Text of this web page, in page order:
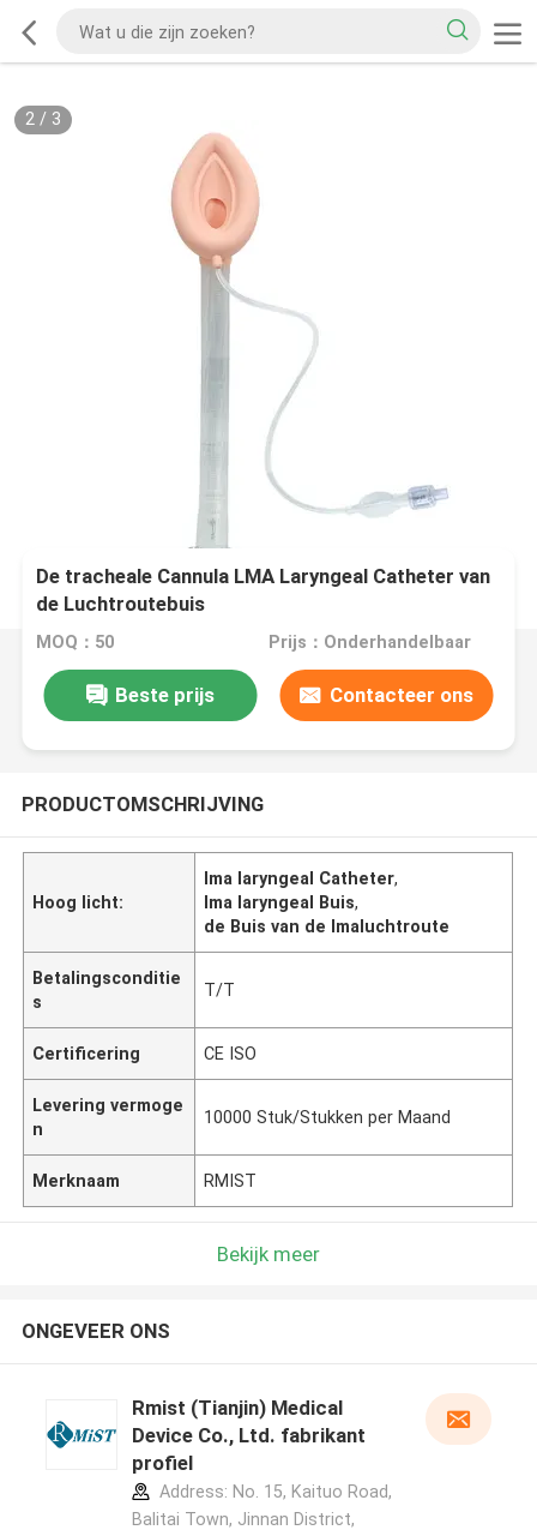
2/ 3
De tracheale Cannula LMA Laryngeal Catheter van
de Luchtroutebuis
MOQ：50 Prijs：Onderhandelbaar
Beste prijs Contacteer ons
PRODUCTOMSCHRIJVING
Hoog licht:
lma laryngeal Catheter,
lma laryngeal Buis,
de Buis van de lmaluchtroute
Betalingsconditie
s
T/T
Certificering CE ISO
Levering vermoge
n
10000 Stuk/Stukken per Maand
Merknaam RMIST
Bekijk meer
ONGEVEER ONS
Rmist (Tianjin) Medical
Device Co., Ltd. fabrikant
profiel
Address: No. 15, Kaituo Road,
Balitai Town, Jinnan District,